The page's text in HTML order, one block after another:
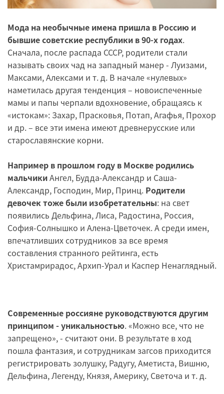
Мода на необычные имена пришла в Россию и
бывшие советские республики в 90-х годах.
Сначала, после распада СССР, родители стали
называть своих чад на западный манер - Луизами,
Максами, Алексами и т. д. В начале «нулевых»
наметилась другая тенденция – новоиспеченные
мамы и папы черпали вдохновение, обращаясь к
«истокам»: Захар, Прасковья, Потап, Агафья, Прохор
и др. – все эти имена имеют древнерусские или
старославянские корни.
Например в прошлом году в Москве родились
мальчикиАнгел, Будда-Александр и Саша-
Александр, Господин, Мир, Принц. Родители
девочек тоже были изобретательны: на свет
появились Дельфина, Лиса, Радостина, Россия,
София-Солнышко и Алена-Цветочек. А среди имен,
впечатливших сотрудников за все время
составления странного рейтинга, есть
Христамрирадос, Архип-Урал и Каспер Ненаглядный.
Современные россияне руководствуются другим
принципом - уникальностью. «Можно все, что не
запрещено», - считают они. В результате в ход
пошла фантазия, и сотрудникам загсов приходится
регистрировать золушку, Радугу, Аметиста, Вишню,
Дельфина, Легенду, Князя, Америку, Светоча и т. д.